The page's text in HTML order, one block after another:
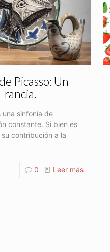
Picasso: Un
una sinfonía de
constante. Si bien es
contribución a la
0 Leer más